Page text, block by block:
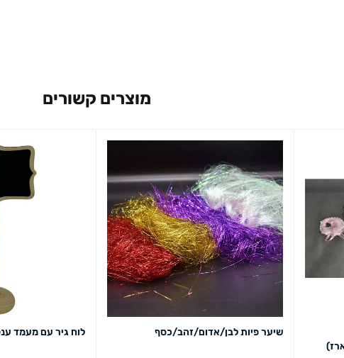
מוצרים קשורים
שיער פיות לבן/אדום/זהב/כסף לוח גיר עם מעמד ענק 12/16